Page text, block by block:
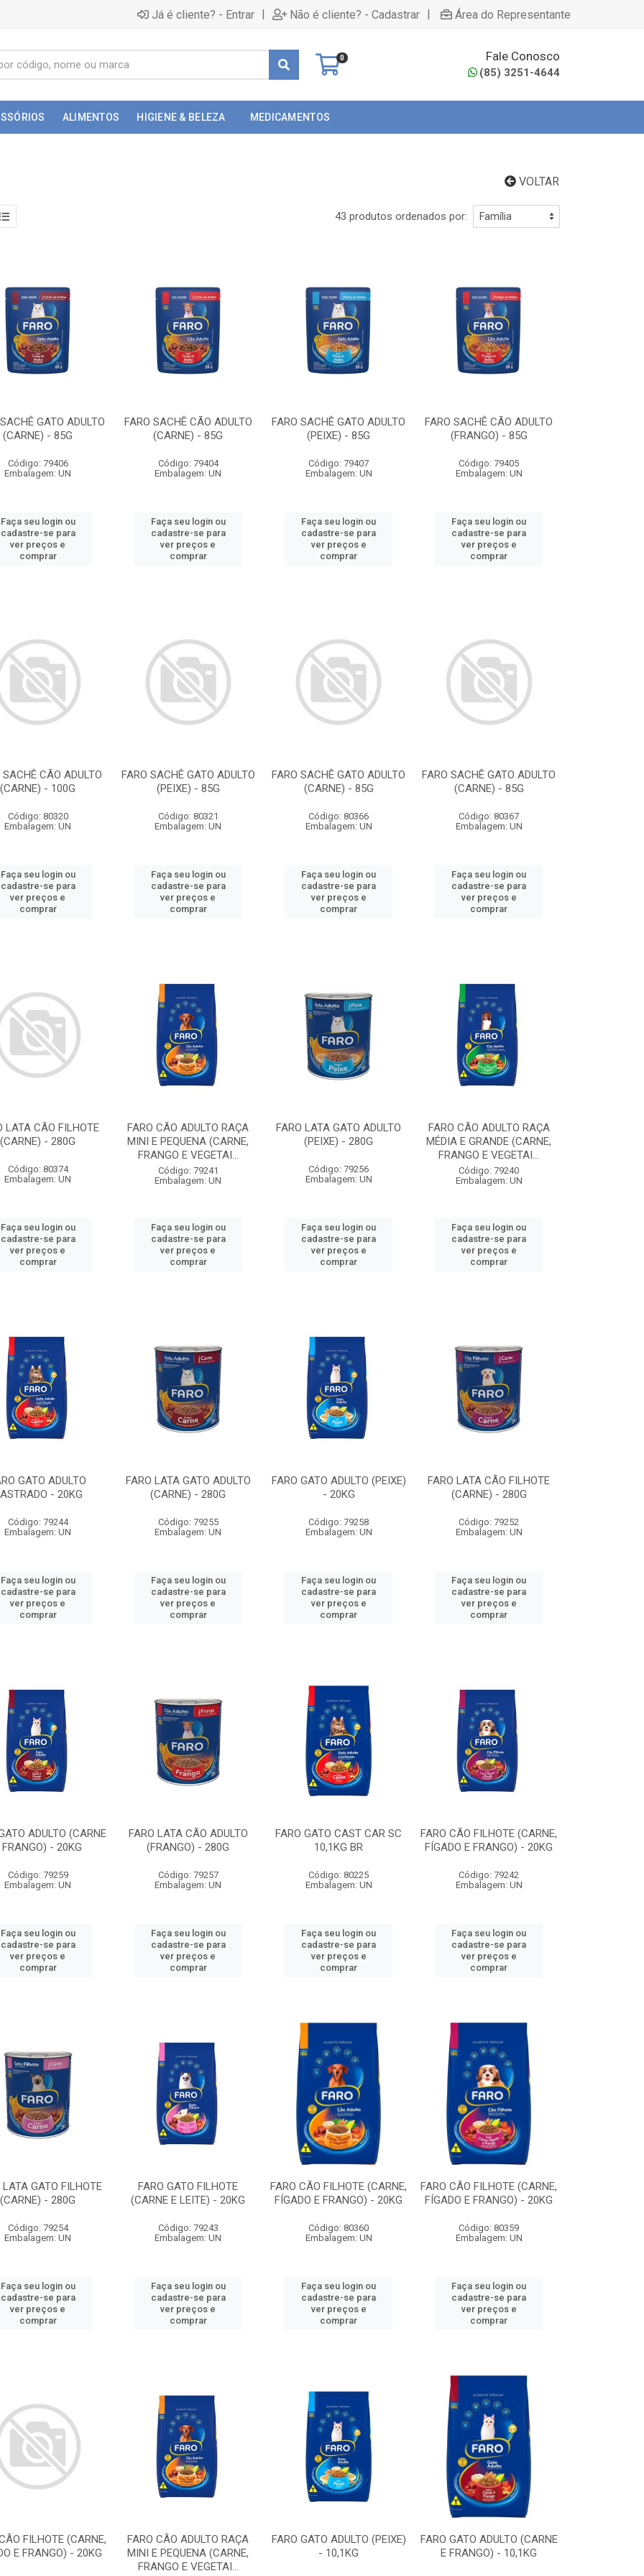
Já é cliente? - Entrar | Não é cliente? - Cadastrar | Área do Representante
0 Fale Conosco
(85) 3251-4644
ALIMENTOS HIGIENE & BELEZA MEDICAMENTOS
VOLTAR
43 produtos ordenados por:
GATO ADULTO
(CARNE) - 85G
Código: 79406
Embalagem: UN
Faça seu login ou
cadastre-se para
ver preços e
comprar
FARO SACHÊ CÃO ADULTO
(CARNE) - 85G
Código: 79404
Embalagem: UN
Faça seu login ou
cadastre-se para
ver preços e
comprar
FARO SACHÊ GATO ADULTO
(PEIXE) - 85G
Código: 79407
Embalagem: UN
Faça seu login ou
cadastre-se para
ver preços e
comprar
FARO SACHÊ CÃO ADULTO
(FRANGO) - 85G
Código: 79405
Embalagem: UN
Faça seu login ou
cadastre-se para
ver preços e
comprar
SACHÊ CÃO ADULTO
(CARNE) - 100G
Código: 80320
Embalagem: UN
Faça seu login ou
cadastre-se para
ver preços e
comprar
FARO SACHÊ GATO ADULTO
(PEIXE) - 85G
Código: 80321
Embalagem: UN
Faça seu login ou
cadastre-se para
ver preços e
comprar
FARO SACHÊ GATO ADULTO
(CARNE) - 85G
Código: 80366
Embalagem: UN
Faça seu login ou
cadastre-se para
ver preços e
comprar
FARO SACHÊ GATO ADULTO
(CARNE) - 85G
Código: 80367
Embalagem: UN
Faça seu login ou
cadastre-se para
ver preços e
comprar
LATA CÃO FILHOTE
(CARNE) - 280G
Código: 80374
Embalagem: UN
Faça seu login ou
cadastre-se para
ver preços e
comprar
FARO CÃO ADULTO RAÇA
MINI E PEQUENA (CARNE,
FRANGO E VEGETAI...
Código: 79241
Embalagem: UN
Faça seu login ou
cadastre-se para
ver preços e
comprar
FARO LATA GATO ADULTO
(PEIXE) - 280G
Código: 79256
Embalagem: UN
Faça seu login ou
cadastre-se para
ver preços e
comprar
FARO CÃO ADULTO RAÇA
MÉDIA E GRANDE (CARNE,
FRANGO E VEGETAI...
Código: 79240
Embalagem: UN
Faça seu login ou
cadastre-se para
ver preços e
comprar
GATO ADULTO
- 20KG
Código: 79244
Embalagem: UN
Faça seu login ou
cadastre-se para
ver preços e
comprar
FARO LATA GATO ADULTO
(CARNE) - 280G
Código: 79255
Embalagem: UN
Faça seu login ou
cadastre-se para
ver preços e
comprar
FARO GATO ADULTO (PEIXE)
- 20KG
Código: 79258
Embalagem: UN
Faça seu login ou
cadastre-se para
ver preços e
comprar
FARO LATA CÃO FILHOTE
(CARNE) - 280G
Código: 79252
Embalagem: UN
Faça seu login ou
cadastre-se para
ver preços e
comprar
ADULTO (CARNE
FRANGO) - 20KG
Código: 79259
Embalagem: UN
Faça seu login ou
cadastre-se para
ver preços e
comprar
FARO LATA CÃO ADULTO
(FRANGO) - 280G
Código: 79257
Embalagem: UN
Faça seu login ou
cadastre-se para
ver preços e
comprar
FARO GATO CAST CAR SC
10,1KG BR
Código: 80225
Embalagem: UN
Faça seu login ou
cadastre-se para
ver preços e
comprar
FARO CÃO FILHOTE (CARNE,
FÍGADO E FRANGO) - 20KG
Código: 79242
Embalagem: UN
Faça seu login ou
cadastre-se para
ver preços e
comprar
LATA GATO FILHOTE
(CARNE) - 280G
Código: 79254
Embalagem: UN
Faça seu login ou
cadastre-se para
ver preços e
comprar
FARO GATO FILHOTE
(CARNE E LEITE) - 20KG
Código: 79243
Embalagem: UN
Faça seu login ou
cadastre-se para
ver preços e
comprar
FARO CÃO FILHOTE (CARNE,
FÍGADO E FRANGO) - 20KG
Código: 80360
Embalagem: UN
Faça seu login ou
cadastre-se para
ver preços e
comprar
FARO CÃO FILHOTE (CARNE,
FÍGADO E FRANGO) - 20KG
Código: 80359
Embalagem: UN
Faça seu login ou
cadastre-se para
ver preços e
comprar
FILHOTE (CARNE,
E FRANGO) - 20KG
FARO CÃO ADULTO RAÇA
MINI E PEQUENA (CARNE,
FRANGO E VEGETAI...
FARO GATO ADULTO (PEIXE)
- 10,1KG
FARO GATO ADULTO (CARNE
E FRANGO) - 10,1KG